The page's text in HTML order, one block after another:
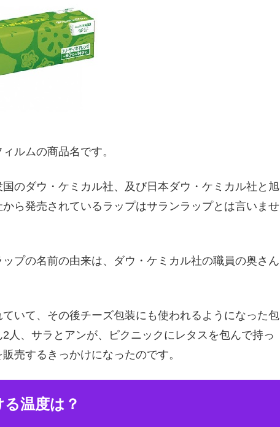
ルムの商品名です。
のダウ・ケミカル社、及び日本ダウ・ケミカル社と旭
ら発売されているラップはサランラップとは言いませ
プの名前の由来は、ダウ・ケミカル社の職員の奥さん
いて、その後チーズ包装にも使われるようになった包
人、サラとアンが、ピクニックにレタスを包んで持っ
売するきっかけになったのです。
温度は？